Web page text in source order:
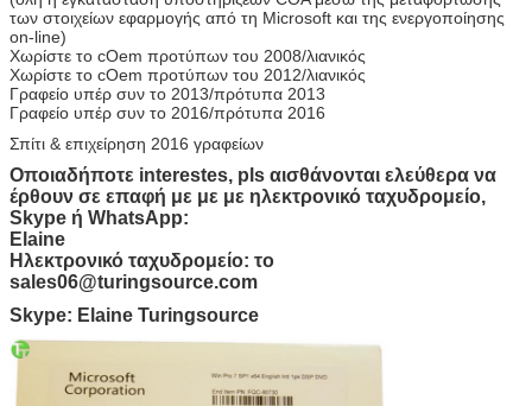
των στοιχείων εφαρμογής από τη Microsoft και της ενεργοποίησης
on-line)
Χωρίστε το cOem προτύπων του 2008/λιανικός
Χωρίστε το cOem προτύπων του 2012/λιανικός
Γραφείο υπέρ συν το 2013/πρότυπα 2013
Γραφείο υπέρ συν το 2016/πρότυπα 2016
Σπίτι & επιχείρηση 2016 γραφείων
Οποιαδήποτε interestes, pls αισθάνονται ελεύθερα να
έρθουν σε επαφή με με με ηλεκτρονικό ταχυδρομείο,
Skype ή WhatsApp:
Elaine
Ηλεκτρονικό ταχυδρομείο: το
sales06@turingsource.com
Skype: Elaine Turingsource